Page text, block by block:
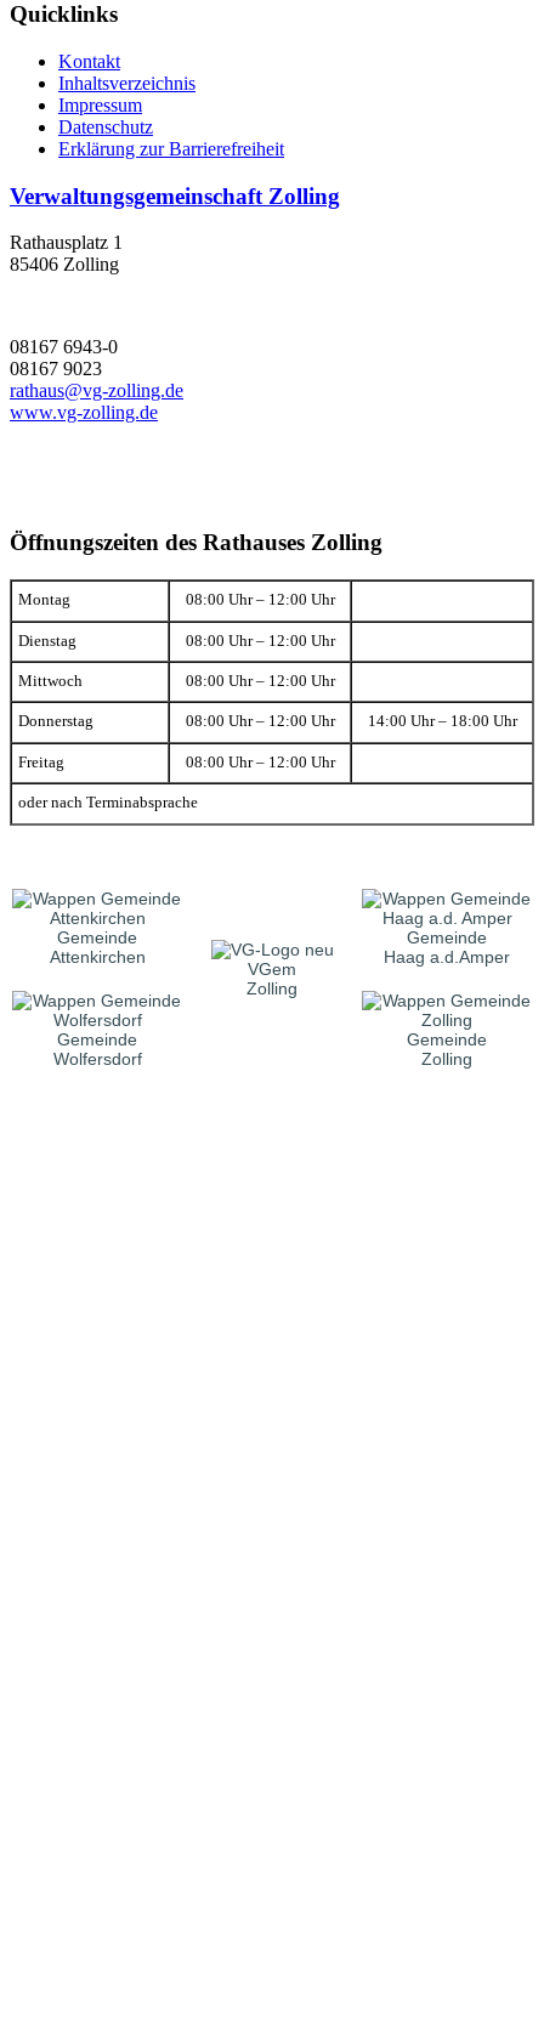
Quicklinks
Kontakt
Inhaltsverzeichnis
Impressum
Datenschutz
Erklärung zur Barrierefreiheit
Verwaltungsgemeinschaft Zolling
Rathausplatz 1
85406 Zolling
08167 6943-0
08167 9023
rathaus@vg-zolling.de
www.vg-zolling.de
Öffnungszeiten des Rathauses Zolling
Montag 08:00 Uhr – 12:00 Uhr
Dienstag 08:00 Uhr – 12:00 Uhr
Mittwoch 08:00 Uhr – 12:00 Uhr
Donnerstag 08:00 Uhr – 12:00 Uhr 14:00 Uhr – 18:00 Uhr
Freitag 08:00 Uhr – 12:00 Uhr
oder nach Terminabsprache
Gemeinde
Attenkirchen
VGem
Zolling
Gemeinde
Haag a.d.Amper
Gemeinde
Wolfersdorf
Gemeinde
Zolling